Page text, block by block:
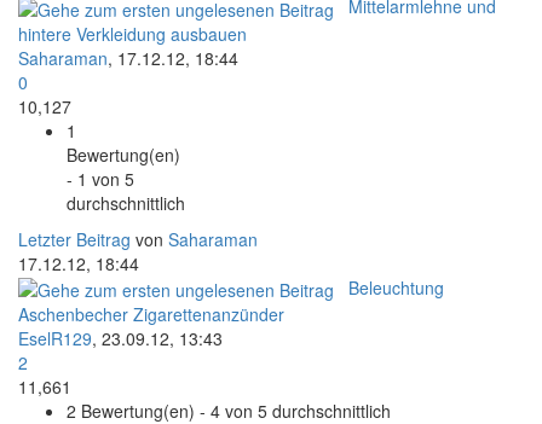
Mittelarmlehne und
hintere Verkleidung ausbauen
Saharaman, 17.12.12, 18:44
0
10,127
1
Bewertung(en)
- 1 von 5
durchschnittlich
Letzter Beitrag von Saharaman
17.12.12, 18:44
Beleuchtung
Aschenbecher Zigarettenanzünder
EselR129, 23.09.12, 13:43
2
11,661
2 Bewertung(en) - 4 von 5 durchschnittlich